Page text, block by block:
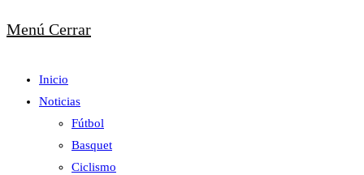
Menú Cerrar
Inicio
Noticias
Fútbol
Basquet
Ciclismo